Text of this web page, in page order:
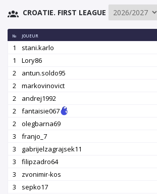
CROATIE. FIRST LEAGUE
№ JOUEUR
1 stani.karlo
1
Lory86
2
antun.soldo95
2
markovinovict
2
andrej1992
2
fantaisie067
2
olegbarna69
3
franjo_7
3
gabrijelzagrajsek11
3
filipzadro64
3
zvonimir-kos
3
sepko17